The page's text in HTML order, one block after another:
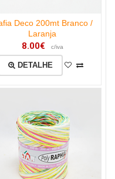
Deco 200mt Branco /
Laranja
8.00€ c/iva
DETALHE